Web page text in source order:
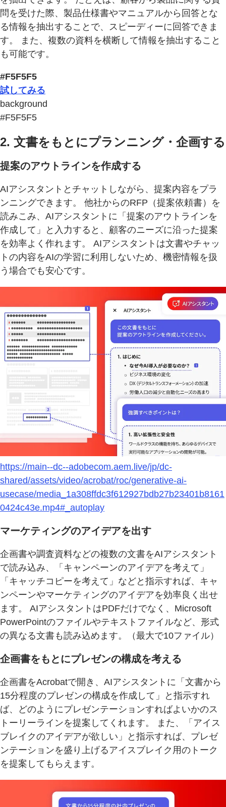
問を受けた際、製品仕様書やマニュアルから回答とな
る情報を抽出することで、スピーディーに回答できま
す。 また、複数の資料を横断して情報を抽出すること
も可能です。
#F5F5F5
試してみる
background
#F5F5F5
2. 文書をもとにプランニング・企画する
提案のアウトラインを作成する
AIアシスタントとチャットしながら、提案内容をプラ
ンニングできます。 他社からのRFP（提案依頼書）を
読みこみ、AIアシスタントに「提案のアウトラインを
作成して」と入力すると、顧客のニーズに沿った提案
を効率よく作れます。 AIアシスタントは文書やチャッ
トの内容をAIの学習に利用しないため、機密情報を扱
う場合でも安心です。
https://main--dc--adobecom.aem.live/jp/dc-
shared/assets/video/acrobat/roc/generative-ai-
usecase/media_1a308ffdc3f612927bdb27b23401b8161
0424c43e.mp4#_autoplay
マーケティングのアイデアを出す
企画書や調査資料などの複数の文書をAIアシスタント
で読み込み、「キャンペーンのアイデアを考えて」
「キャッチコピーを考えて」などと指示すれば、キャ
ンペーンやマーケティングのアイデアを効率良く出せ
ます。 AIアシスタントはPDFだけでなく、Microsoft
PowerPointのファイルやテキストファイルなど、形式
の異なる文書も読み込めます。（最大で10ファイル）
企画書をもとにプレゼンの構成を考える
企画書をAcrobatで開き、AIアシスタントに「文書から
15分程度のプレゼンの構成を作成して」と指示すれ
ば、どのようにプレゼンテーションすればよいかのス
トーリーラインを提案してくれます。 また、「アイス
ブレイクのアイデアが欲しい」と指示すれば、プレゼ
ンテーションを盛り上げるアイスブレイク用のトーク
を提案してもらえます。